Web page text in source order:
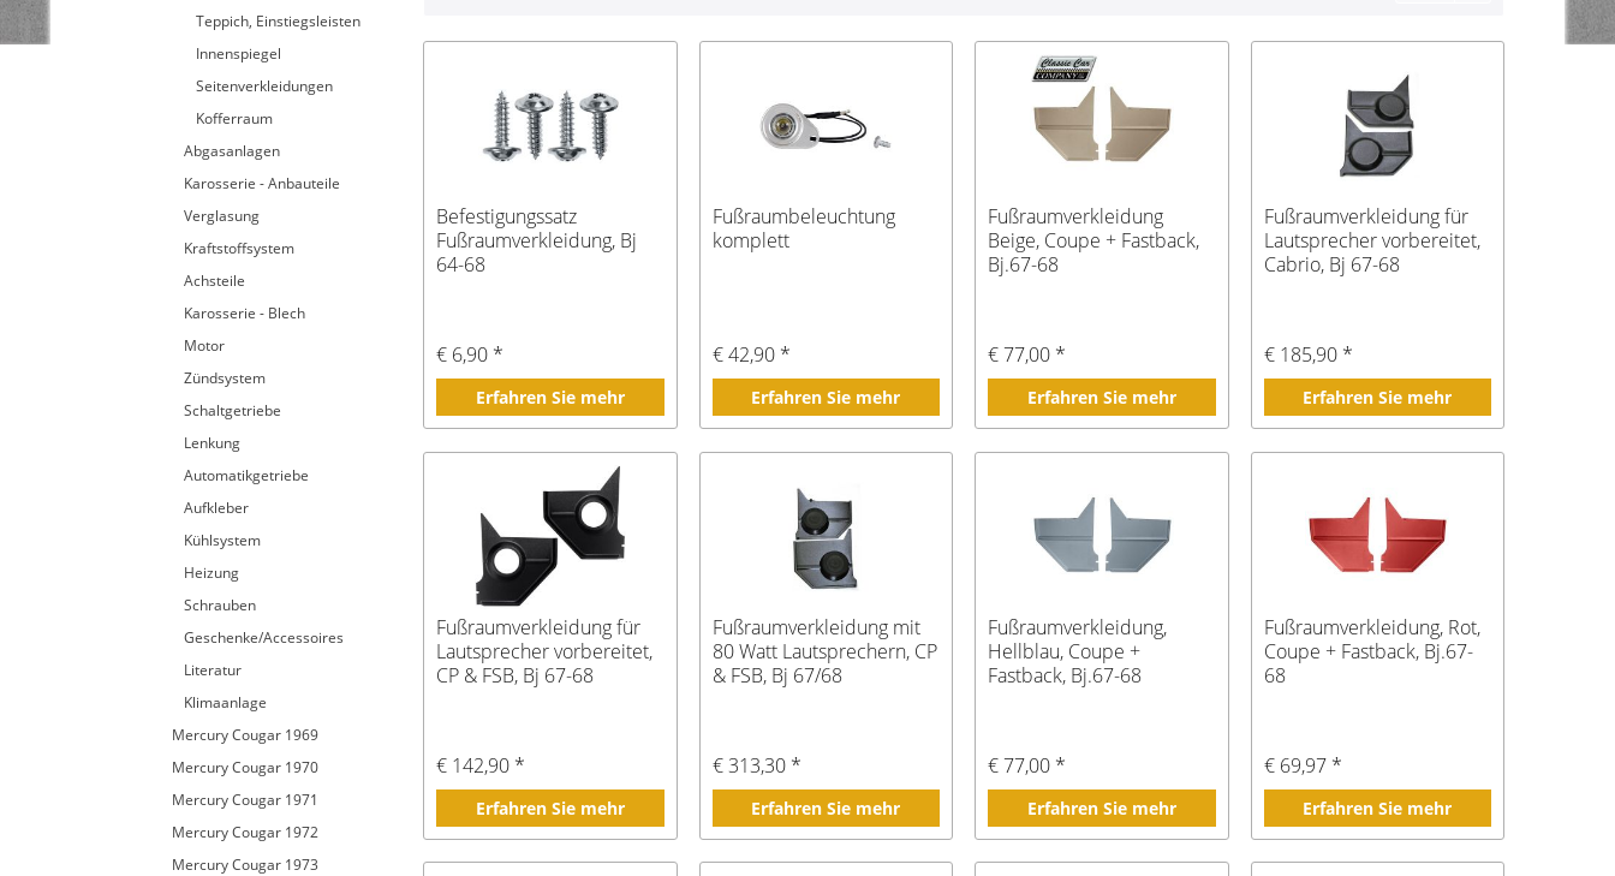
Teppich, Einstiegsleisten
Innenspiegel
Seitenverkleidungen
Kofferraum
Abgasanlagen
Karosserie - Anbauteile
Verglasung
Kraftstoffsystem
Achsteile
Karosserie - Blech
Motor
Zündsystem
Schaltgetriebe
Lenkung
Automatikgetriebe
Aufkleber
Kühlsystem
Heizung
Schrauben
Geschenke/Accessoires
Literatur
Klimaanlage
Mercury Cougar 1969
Mercury Cougar 1970
Mercury Cougar 1971
Mercury Cougar 1972
Mercury Cougar 1973
Befestigungssatz
Fußraumverkleidung, Bj
64-68
€ 6,90 *
Erfahren Sie mehr
Fußraumbeleuchtung
komplett
€ 42,90 *
Erfahren Sie mehr
Fußraumverkleidung
Beige, Coupe + Fastback,
Bj.67-68
€ 77,00 *
Erfahren Sie mehr
Fußraumverkleidung für
Lautsprecher vorbereitet,
Cabrio, Bj 67-68
€ 185,90 *
Erfahren Sie mehr
Fußraumverkleidung für
Lautsprecher vorbereitet,
CP & FSB, Bj 67-68
€ 142,90 *
Erfahren Sie mehr
Fußraumverkleidung mit
80 Watt Lautsprechern, CP
& FSB, Bj 67/68
€ 313,30 *
Erfahren Sie mehr
Fußraumverkleidung,
Hellblau, Coupe +
Fastback, Bj.67-68
€ 77,00 *
Erfahren Sie mehr
Fußraumverkleidung, Rot,
Coupe + Fastback, Bj.67-
68
€ 69,97 *
Erfahren Sie mehr